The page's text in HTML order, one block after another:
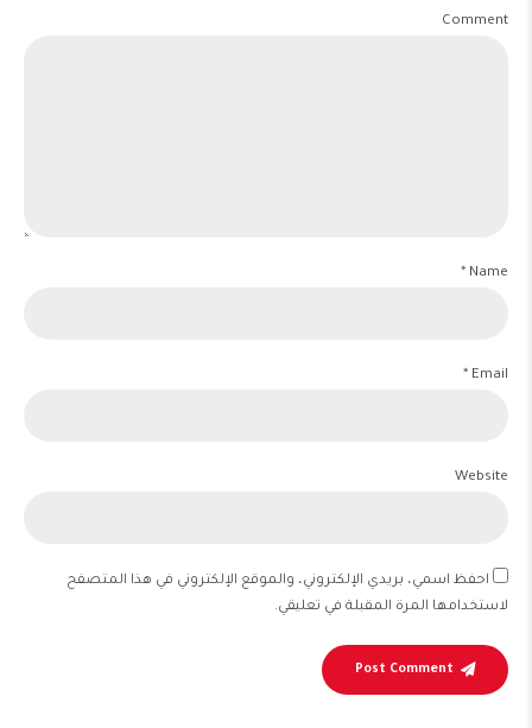
Comment
Name *
Email *
Website
احفظ اسمي، بريدي الإلكتروني، والموقع الإلكتروني في هذا المتصفح
لاستخدامها المرة المقبلة في تعليقي.
Post Comment